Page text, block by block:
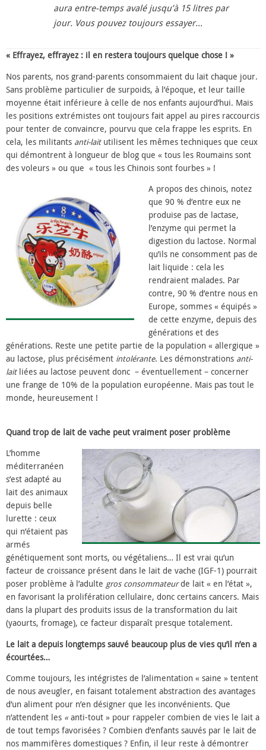
aura entre-temps avalé jusqu’à 15 litres par
jour. Vous pouvez toujours essayer…
« Effrayez, effrayez : il en restera toujours quelque chose ! »
Nos parents, nos grand-parents consommaient du lait chaque jour.
Sans problème particulier de surpoids, à l’époque, et leur taille
moyenne était inférieure à celle de nos enfants aujourd’hui. Mais
les positions extrémistes ont toujours fait appel au pires raccourcis
pour tenter de convaincre, pourvu que cela frappe les esprits. En
cela, les militants anti-laitutilisent les mêmes techniques que ceux
qui démontrent à longueur de blog que « tous les Roumains sont
des voleurs » ou que « tous les Chinois sont fourbes » !
A propos des chinois, notez
que 90 % d’entre eux ne
produise pas de lactase,
l’enzyme qui permet la
digestion du lactose. Normal
qu’ils ne consomment pas de
lait liquide : cela les
rendraient malades. Par
contre, 90 % d’entre nous en
Europe, sommes « équipés »
de cette enzyme, depuis des
générations et des
générations. Reste une petite partie de la population « allergique »
au lactose, plus précisément intolérante. Les démonstrations anti-
laitliées au lactose peuvent donc – éventuellement – concerner
une frange de 10% de la population européenne. Mais pas tout le
monde, heureusement !
Quand trop de lait de vache peut vraiment poser problème
L’homme
méditerranéen
s’est adapté au
lait des animaux
depuis belle
lurette : ceux
qui n’étaient pas
armés
génétiquement sont morts, ou végétaliens… Il est vrai qu’un
facteur de croissance présent dans le lait de vache (IGF-1) pourrait
poser problème à l’adulte gros consommateurde lait « en l’état »,
en favorisant la prolifération cellulaire, donc certains cancers. Mais
dans la plupart des produits issus de la transformation du lait
(yaourts, fromage), ce facteur disparaît presque totalement.
Le lait a depuis longtemps sauvé beaucoup plus de vies qu’il n’en a
écourtées…
Comme toujours, les intégristes de l’alimentation « saine » tentent
de nous aveugler, en faisant totalement abstraction des avantages
d’un aliment pour n’en désigner que les inconvénients. Que
n’attendent les «anti-tout » pour rappeler combien de vies le lait a
de tout temps favorisées ? Combien d’enfants sauvés par le lait de
nos mammifères domestiques ? Enfin, il leur reste à démontrer